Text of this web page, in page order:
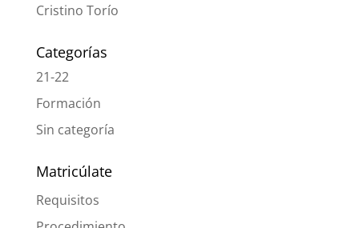
Cristino Torío
Categorías
21-22
Formación
Sin categoría
Matricúlate
Requisitos